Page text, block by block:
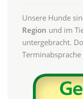
Unsere Hunde
Region und im
untergebracht.